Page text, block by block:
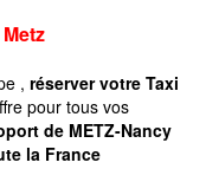
Metz
, réserver votre Taxi
pour tous vos
de METZ-Nancy
la France